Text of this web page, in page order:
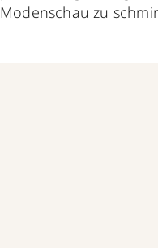
Modenschau zu